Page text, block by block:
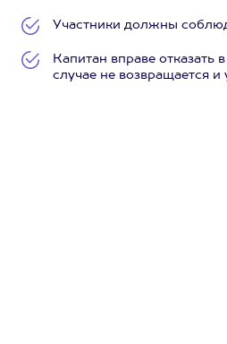
Участники должны
Капитан вправе отказать
случае не возвращается и